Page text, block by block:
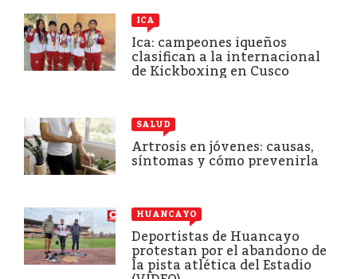
ICA
Ica: campeones iqueños
clasifican a la internacional
de Kickboxing en Cusco
SALUD
Artrosis en jóvenes: causas,
síntomas y cómo prevenirla
HUANCAYO
Deportistas de Huancayo
protestan por el abandono de
la pista atlética del Estadio